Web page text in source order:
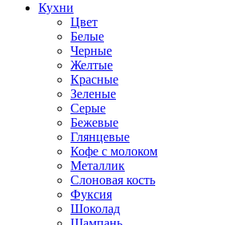
Кухни
Цвет
Белые
Черные
Желтые
Красные
Зеленые
Серые
Бежевые
Глянцевые
Кофе с молоком
Металлик
Слоновая кость
Фуксия
Шоколад